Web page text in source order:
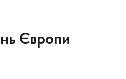
Європи